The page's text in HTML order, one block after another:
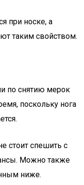
при носке, а
таким свойством.
по снятию мерок
поскольку нога
стоит спешить с
Можно также
ниже.